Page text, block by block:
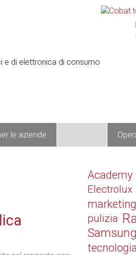
le aziende
Academy
Electrolux
marketing
pulizia
Samsung